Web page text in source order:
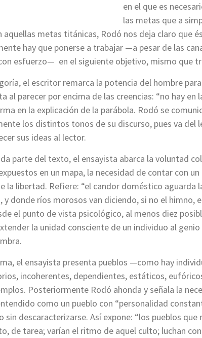
en el que es
las metas que a
aquellas metas titánicas, Rodó nos deja claro que
hay que ponerse a trabajar —a pesar de las
esfuerzo— en el siguiente objetivo, mismo que
el escritor remarca la potencia del hombre
al parecer por encima de las creencias: “no hay
en la explicación de la parábola. Rodó se
los distintos tonos de su discurso, pues va del
sus ideas al lector.
parte del texto, el ensayista abarca la voluntad
en un mapa, la necesidad de contar con
la libertad. Refiere: “el candor doméstico aguarda
y donde ríos morosos van diciendo, si no el himno,
el punto de vista psicológico, al menos diez
la unidad consciente de un individuo al
el ensayista presenta pueblos —como hay
incoherentes, dependientes, estáticos,
Posteriormente Rodó ahonda y señala la
como un pueblo con “personalidad
sin descaracterizarse. Así expone: “los pueblos
de tarea; varían el ritmo de aquel culto; luchan